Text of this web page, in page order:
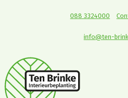
088 3324000
info@ten-